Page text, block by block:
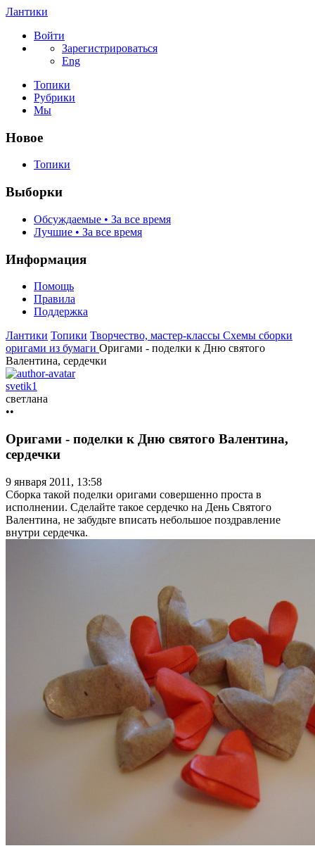
Лантики
Войти
Зарегистрироваться
Eng
Топики
Рубрики
Мы
Новое
Топики
Выборки
Обсуждаемые • За все время
Лучшие • За все время
Информация
Помощь
Правила
Поддержка
Лантики Топики Творчество, мастер-классы Схемы сборки
оригами из бумаги Оригами - поделки к Дню святого
Валентина, сердечки
svetik1
светлана
••
Оригами - поделки к Дню святого Валентина,
сердечки
9 января 2011, 13:58
Сборка такой поделки оригами совершенно проста в
исполнении. Сделайте такое сердечко на День Святого
Валентина, не забудьте вписать небольшое поздравление
внутри сердечка.